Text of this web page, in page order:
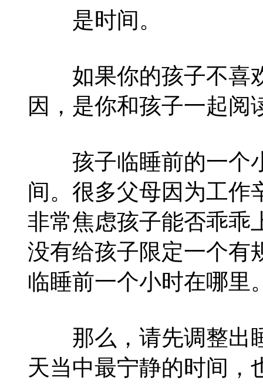
是时间。
如果你的孩子不喜
因，是你和孩子一起阅
孩子临睡前的一个
间。很多父母因为工作
非常焦虑孩子能否乖乖
没有给孩子限定一个有
临睡前一个小时在哪里
那么，请先调整出
天当中最宁静的时间，